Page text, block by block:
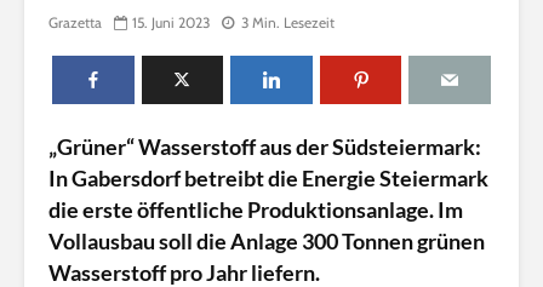
Grazetta 15. Juni 2023 3 Min. Lesezeit
„Grüner“ Wasserstoff aus der Südsteiermark:
In Gabersdorf betreibt die Energie Steiermark
die erste öffentliche Produktionsanlage. Im
Vollausbau soll die Anlage 300 Tonnen grünen
Wasserstoff pro Jahr liefern.